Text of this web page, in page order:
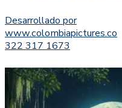
Desarrollado por
www.colombiapictures.co
322 317 1673